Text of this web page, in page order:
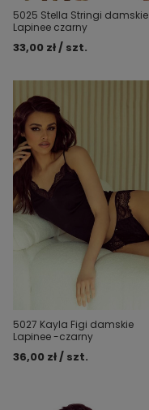
5025 Stella Stringi damskie
Lapinee czarny
33,00 zł / szt.
5027 Kayla Figi damskie
Lapinee -czarny
36,00 zł / szt.